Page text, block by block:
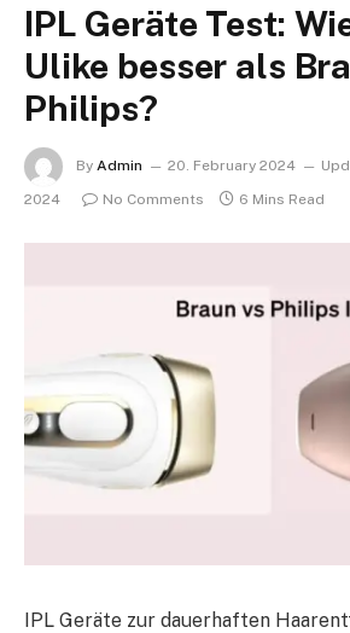
IPL Geräte Test:
Ulike besser als
Philips?
By Admin 20. February 2024
2024
No Comments 6 Mins Read
IPL Geräte zur dauerhaften